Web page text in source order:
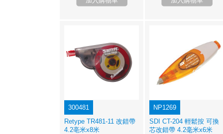
300481
Retype TR481-11 改錯帶
4.2亳米x8米
NP1269
SDI CT-204 輕鬆按 可換
芯改錯帶 4.2毫米x6米